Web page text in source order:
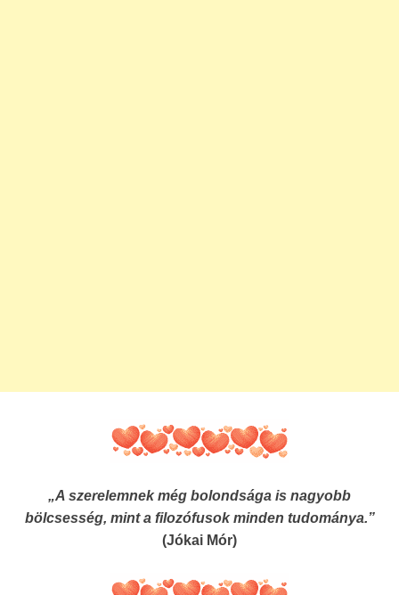
„A szerelemnek még bolondsága is nagyobb
bölcsesség, mint a filozófusok minden tudománya.”
(Jókai Mór)